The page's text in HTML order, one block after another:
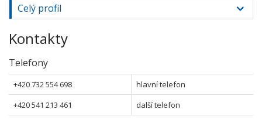
Celý profil
Kontakty
Telefony
+420 732 554 698
hlavní telefon
+420 541 213 461
další telefon